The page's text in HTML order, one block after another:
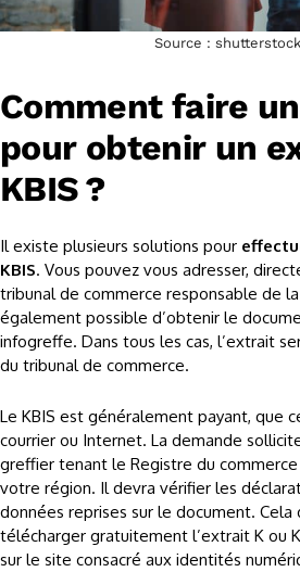
Source :
Comment faire
pour obtenir un
KBIS ?
Il existe plusieurs solutions pour
KBIS. Vous pouvez vous adresser,
tribunal de commerce responsable de
également possible d’obtenir le
infogreffe. Dans tous les cas, l’extrait
du tribunal de commerce.
Le KBIS est généralement payant, que
courrier ou Internet. La demande
greffier tenant le Registre du
votre région. Il devra vérifier les
données reprises sur le document. Cela
télécharger gratuitement l’extrait K ou
sur le site consacré aux identités